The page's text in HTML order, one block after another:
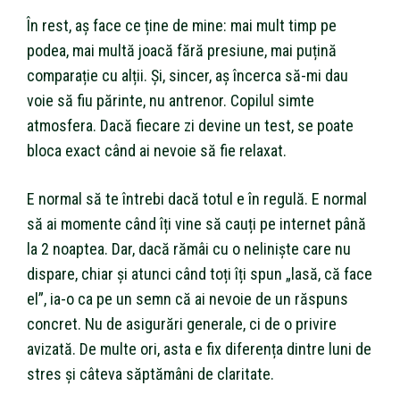
În rest, aș face ce ține de mine: mai mult timp pe
podea, mai multă joacă fără presiune, mai puțină
comparație cu alții. Și, sincer, aș încerca să-mi dau
voie să fiu părinte, nu antrenor. Copilul simte
atmosfera. Dacă fiecare zi devine un test, se poate
bloca exact când ai nevoie să fie relaxat.
E normal să te întrebi dacă totul e în regulă. E normal
să ai momente când îți vine să cauți pe internet până
la 2 noaptea. Dar, dacă rămâi cu o neliniște care nu
dispare, chiar și atunci când toți îți spun „lasă, că face
el”, ia-o ca pe un semn că ai nevoie de un răspuns
concret. Nu de asigurări generale, ci de o privire
avizată. De multe ori, asta e fix diferența dintre luni de
stres și câteva săptămâni de claritate.